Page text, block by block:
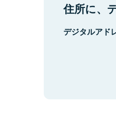
住所に、
デジタルアド